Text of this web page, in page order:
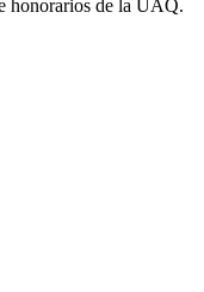
honorarios de la UAQ.